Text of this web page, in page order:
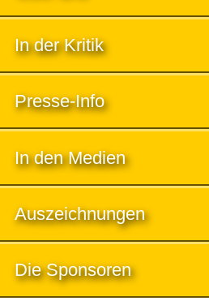
In der Kritik
Presse-Info
In den Medien
Auszeichnungen
Die Sponsoren